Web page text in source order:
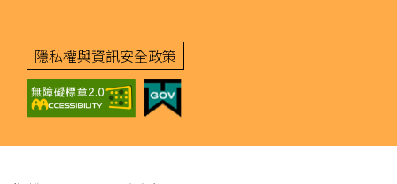
隱私權與資訊安全政策